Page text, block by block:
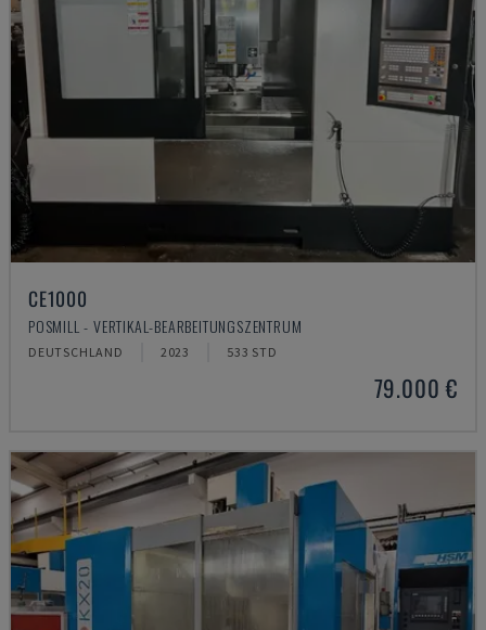
CE1000
POSMILL - VERTIKAL-BEARBEITUNGSZENTRUM
DEUTSCHLAND 2023 533 STD
79.000 €